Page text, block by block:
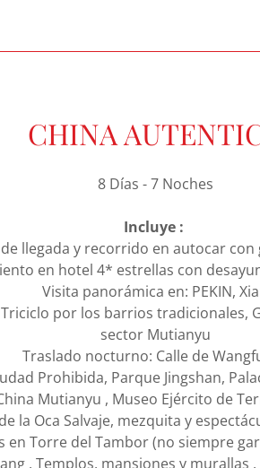
CHINA
8 Días - 7 Noches
Incluye :
llegada y recorrido en autocar con
en hotel 4* estrellas con
Visita panorámica en: PEKIN,
por los barrios tradicionales,
sector Mutianyu
Traslado nocturno: Calle de
Prohibida, Parque Jingshan,
Mutianyu , Museo Ejército de
la Oca Salvaje, mezquita y
en Torre del Tambor (no siempre
, Templos, mansiones y murallas